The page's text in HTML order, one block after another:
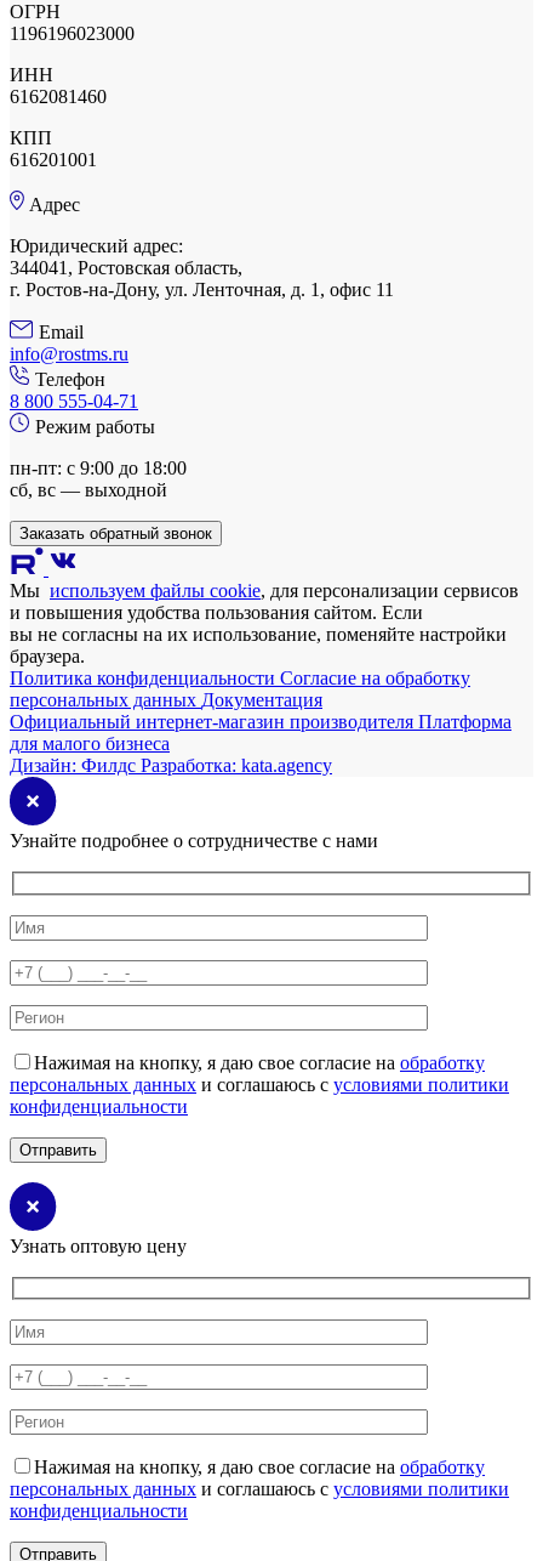
ОГРН
1196196023000
ИНН
6162081460
КПП
616201001
Адрес
Юридический адрес:
344041, Ростовская область,
г. Ростов-на-Дону, ул. Ленточная, д. 1, офис 11
Email
info@rostms.ru
Телефон
8 800 555-04-71
Режим работы
пн-пт: с 9:00 до 18:00
сб, вс — выходной
Заказать обратный звонок
Мы используем файлы cookie, для персонализации сервисов
и повышения удобства пользования сайтом. Если
вы не согласны на их использование, поменяйте настройки
браузера.
Политика конфиденциальности Согласие на обработку
персональных данных Документация
Официальный интернет-магазин производителя Платформа
для малого бизнеса
Дизайн: Филдс Разработка: kata.agency
Узнайте подробнее о сотрудничестве с нами
Нажимая на кнопку, я даю свое согласие на обработку
персональных данных и соглашаюсь с условиями политики
конфиденциальности
Узнать оптовую цену
Нажимая на кнопку, я даю свое согласие на обработку
персональных данных и соглашаюсь с условиями политики
конфиденциальности